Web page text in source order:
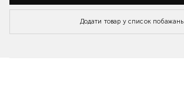
Додати товар у список побажань